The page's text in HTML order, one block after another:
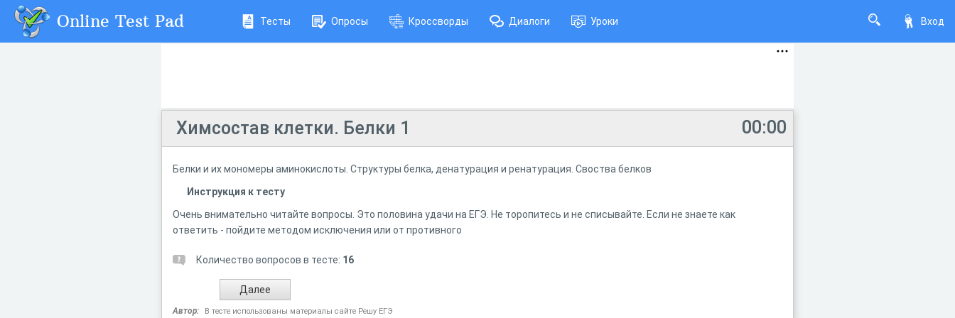
Вход
Online Test Pad Тесты Опросы Кроссворды Диалоги Уроки
00:00
Химсостав клетки. Белки 1
Белки и их мономеры аминокислоты. Структуры белка, денатурация и ренатурация. Своства белков
Инструкция к тесту
Очень внимательно читайте вопросы. Это половина удачи на ЕГЭ. Не торопитесь и не списывайте. Если не знаете как
ответить - пойдите методом исключения или от противного
Количество вопросов в тесте: 16
Автор: В тесте использованы материалы сайте Решу ЕГЭ